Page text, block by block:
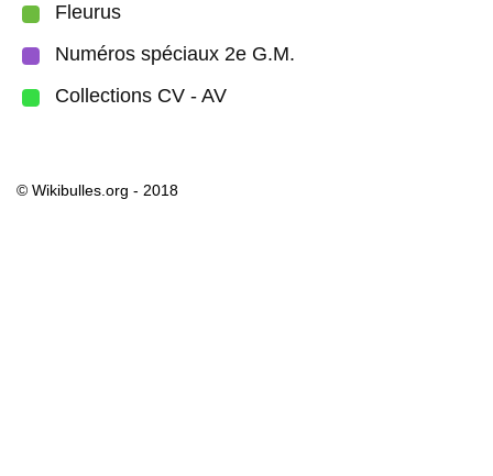
Fleurus
Numéros spéciaux 2e G.M.
Collections CV - AV
© Wikibulles.org - 2018